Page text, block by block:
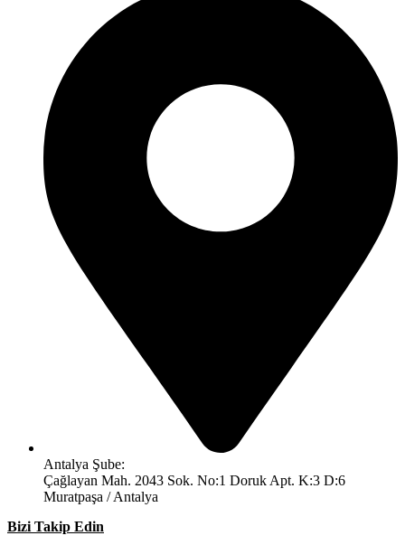
Antalya Şube:
Çağlayan Mah. 2043 Sok. No:1 Doruk Apt. K:3 D:6
Muratpaşa / Antalya
Bizi Takip Edin